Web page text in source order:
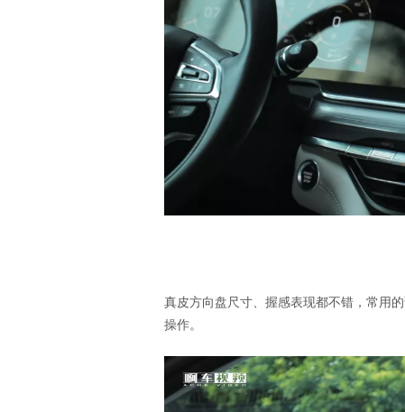
真皮方向盘尺寸、握感表现都不错，常用
操作。